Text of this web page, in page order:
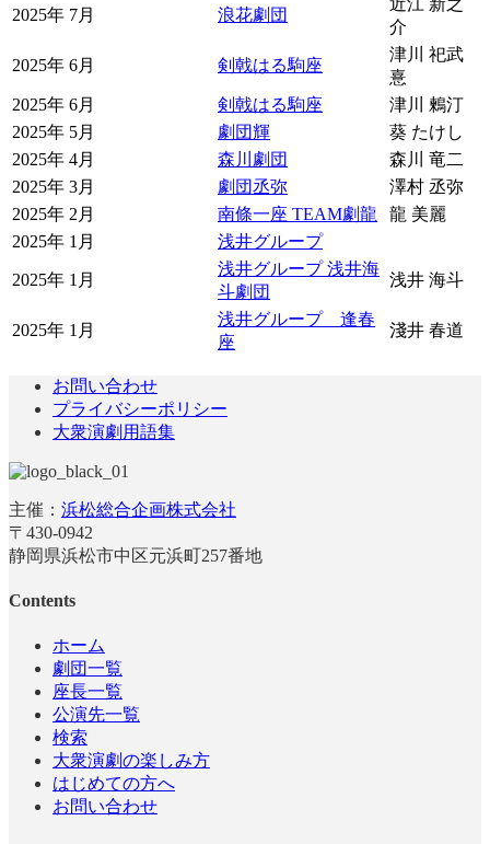
2025年 7月 浪花劇団
近江 新之
介
2025年 6月 剣戟はる駒座
津川 祀武
憙
2025年 6月
剣戟はる駒座
津川 鶫汀
2025年 5月
劇団輝
葵 たけし
2025年 4月
森川劇団
森川 竜二
2025年 3月
劇団丞弥
澤村 丞弥
2025年 2月
南條一座 TEAM劇龍
龍 美麗
2025年 1月
浅井グループ
2025年 1月
浅井グループ 浅井海
斗劇団
浅井 海斗
2025年 1月
浅井グループ 逢春
座
淺井 春道
お問い合わせ
プライバシーポリシー
大衆演劇用語集
主催： 浜松総合企画株式会社
〒430-0942
静岡県浜松市中区元浜町257番地
Contents
ホーム
劇団一覧
座長一覧
公演先一覧
検索
大衆演劇の楽しみ方
はじめての方へ
お問い合わせ